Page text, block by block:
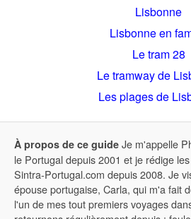
Lisbonne
Lisbonne en
Le tram 28
Le tramway de
Les plages de
À propos de ce guide Je m'appelle
le Portugal depuis 2001 et je rédige
Sintra-Portugal.com depuis 2008. Je
épouse portugaise, Carla, qui m'a fait
l'un de mes tout premiers voyages